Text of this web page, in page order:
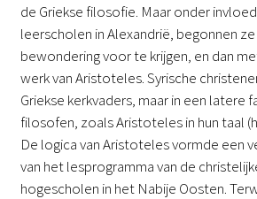
de Griekse filosofie. Maar onder
leerscholen in Alexandrië, begonnen
bewondering voor te krijgen, en dan
werk van Aristoteles. Syrische
Griekse kerkvaders, maar in een latere
filosofen, zoals Aristoteles in hun taal
De logica van Aristoteles vormde een
van het lesprogramma van de
hogescholen in het Nabije Oosten.